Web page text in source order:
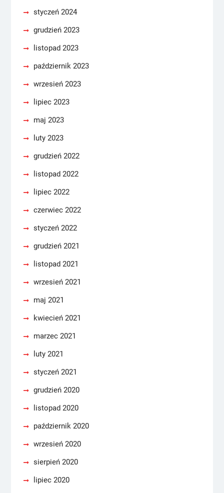
styczeń 2024
grudzień 2023
listopad 2023
październik 2023
wrzesień 2023
lipiec 2023
maj 2023
luty 2023
grudzień 2022
listopad 2022
lipiec 2022
czerwiec 2022
styczeń 2022
grudzień 2021
listopad 2021
wrzesień 2021
maj 2021
kwiecień 2021
marzec 2021
luty 2021
styczeń 2021
grudzień 2020
listopad 2020
październik 2020
wrzesień 2020
sierpień 2020
lipiec 2020